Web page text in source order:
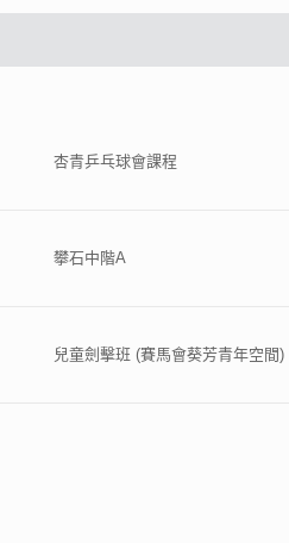
杏青乒乓球會課程
攀石中階A
兒童劍擊班 (賽馬會葵芳青年空間)